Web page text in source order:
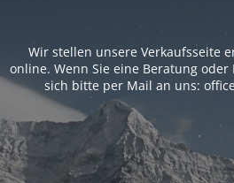
Wir stellen unsere Verkaufsseite
online. Wenn Sie eine Beratung oder
sich bitte per Mail an uns: